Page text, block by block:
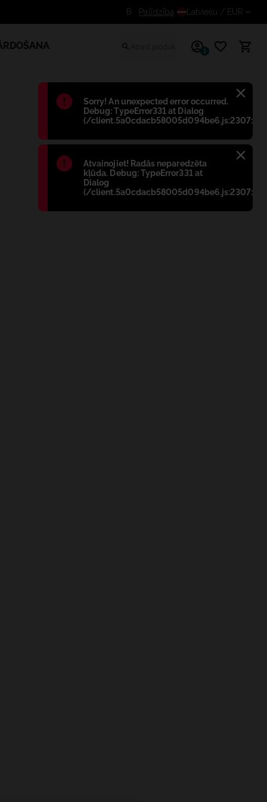
Błąd:
Sorry! An unexpected error occurred.
Debug: TypeError331 at Dialog
(/
Błąd:
Atvainojiet! Radās neparedzēta
kļūda. Debug: TypeError331 at
Dialog
(/
Saņem papildus atlaidi reģistrētiem lietotājiem
Palīdzība Latviešu / EUR
1